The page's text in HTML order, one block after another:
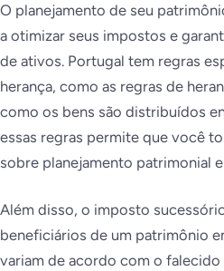
O planejamento de seu
a otimizar seus impostos e
de ativos. Portugal tem regras
herança, como as regras de
como os bens são distribuídos
essas regras permite que você
sobre planejamento patrimonial
Além disso, o imposto
beneficiários de um patrimônio
variam de acordo com o falecido